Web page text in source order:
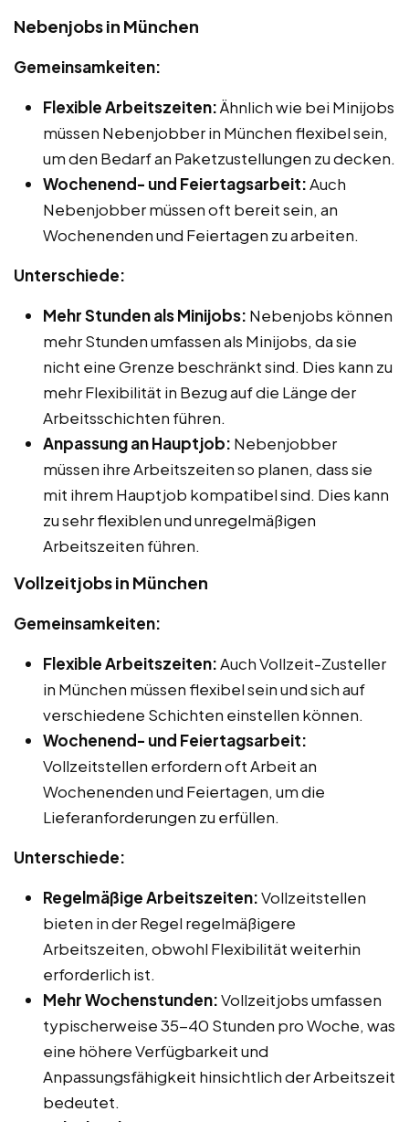
Nebenjobs in München
Gemeinsamkeiten:
Flexible Arbeitszeiten:Ähnlich wie bei Minijobs
müssen Nebenjobber in München flexibel sein,
um den Bedarf an Paketzustellungen zu decken.
Wochenend- und Feiertagsarbeit:Auch
Nebenjobber müssen oft bereit sein, an
Wochenenden und Feiertagen zu arbeiten.
Unterschiede:
Mehr Stunden als Minijobs: Nebenjobs können
mehr Stunden umfassen als Minijobs, da sie
nicht eine Grenze beschränkt sind. Dies kann zu
mehr Flexibilität in Bezug auf die Länge der
Arbeitsschichten führen.
Anpassung an Hauptjob: Nebenjobber
müssen ihre Arbeitszeiten so planen, dass sie
mit ihrem Hauptjob kompatibel sind. Dies kann
zu sehr flexiblen und unregelmäßigen
Arbeitszeiten führen.
Vollzeitjobs in München
Gemeinsamkeiten:
Flexible Arbeitszeiten:Auch Vollzeit-Zusteller
in München müssen flexibel sein und sich auf
verschiedene Schichten einstellen können.
Wochenend- und Feiertagsarbeit:
Vollzeitstellen erfordern oft Arbeit an
Wochenenden und Feiertagen, um die
Lieferanforderungen zu erfüllen.
Unterschiede:
Regelmäßige Arbeitszeiten:Vollzeitstellen
bieten in der Regel regelmäßigere
Arbeitszeiten, obwohl Flexibilität weiterhin
erforderlich ist.
Mehr Wochenstunden:Vollzeitjobs umfassen
typischerweise 35-40 Stunden pro Woche, was
eine höhere Verfügbarkeit und
Anpassungsfähigkeit hinsichtlich der Arbeitszeit
bedeutet.